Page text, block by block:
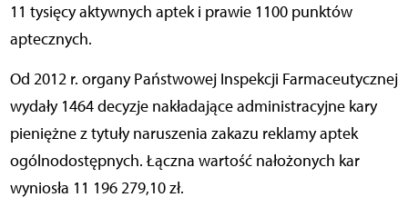
11 tysięcy aktywnych aptek i prawie 1100 punktów
aptecznych.
Od 2012 r. organy Państwowej Inspekcji Farmaceutycznej
wydały 1464 decyzje nakładające administracyjne kary
pieniężne z tytuły naruszenia zakazu reklamy aptek
ogólnodostępnych. Łączna wartość nałożonych kar
wyniosła 11 196 279,10 zł.